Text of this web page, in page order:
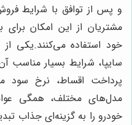
و پس از توافق با شرایط
مشتریان از این امکان
خود استفاده می‌کنند.یکی
سایپا، شرایط بسیار مناسب
پرداخت اقساط، نرخ سود
مدل‌های مختلف، همگی
خودرو را به گزینه‌ای جذاب